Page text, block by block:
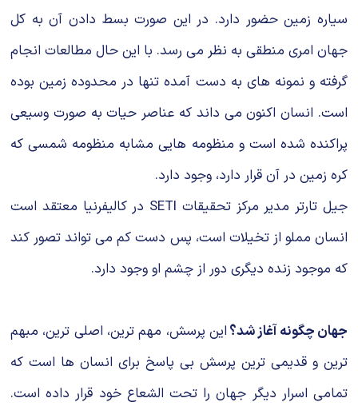
سیاره زمین حضور دارد. در این صورت بسط دادن آن به کل
جهان امری منطقی به نظر می رسد. با این حال مطالعات انجام
گرفته و نمونه های به دست آمده تنها در محدوده زمین بوده
است. انسان اکنون می داند که عناصر حیات به صورت وسیعی
پراکنده شده است و منظومه هایی مشابه منظومه شمسی كه
کره زمین در آن قرار دارد، وجود دارد.
جیل تارتر مدیر مرکز تحقیقات SETI در کالیفرنیا معتقد است
انسان مملو از تخیلات است، پس دست كم می تواند تصور کند
که موجود زنده دیگری دور از چشم او وجود دارد.
جهان چگونه آغاز شد؟ این پرسش، مهم ترین، اصلی ترین، مبهم
ترین و قدیمی ترین پرسش بی پاسخ برای انسان ها است که
تمامی اسرار دیگر جهان را تحت الشعاع خود قرار داده است.